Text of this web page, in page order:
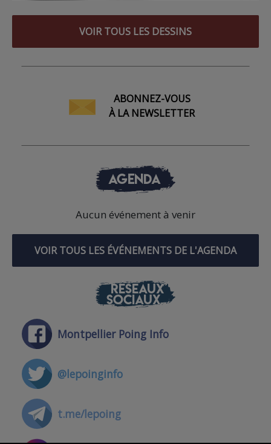
VOIR TOUS LES DESSINS
ABONNEZ-VOUS
À LA NEWSLETTER
AGENDA
Aucun événement à venir
VOIR TOUS LES ÉVÉNEMENTS DE L'AGENDA
RÉSEAUX
SOCIAUX
Montpellier Poing Info
@lepoinginfo
t.me/lepoing